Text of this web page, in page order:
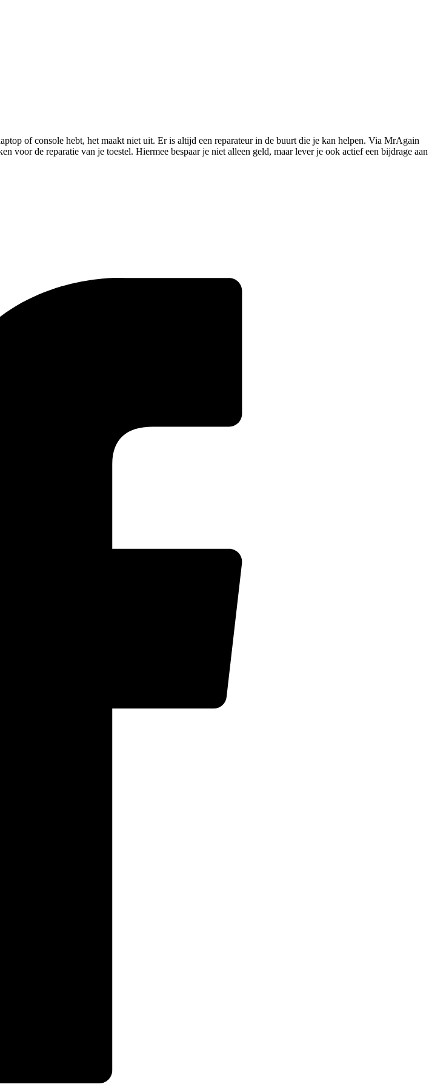
of console hebt, het maakt niet uit. Er is altijd een reparateur in de buurt die je kan helpen. Via MrAgain
de reparatie van je toestel. Hiermee bespaar je niet alleen geld, maar lever je ook actief een bijdrage aan